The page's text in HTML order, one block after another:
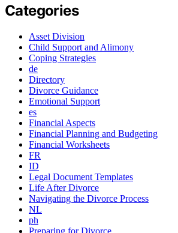
Categories
Asset Division
Child Support and Alimony
Coping Strategies
de
Directory
Divorce Guidance
Emotional Support
es
Financial Aspects
Financial Planning and Budgeting
Financial Worksheets
FR
ID
Legal Document Templates
Life After Divorce
Navigating the Divorce Process
NL
ph
Preparing for Divorce